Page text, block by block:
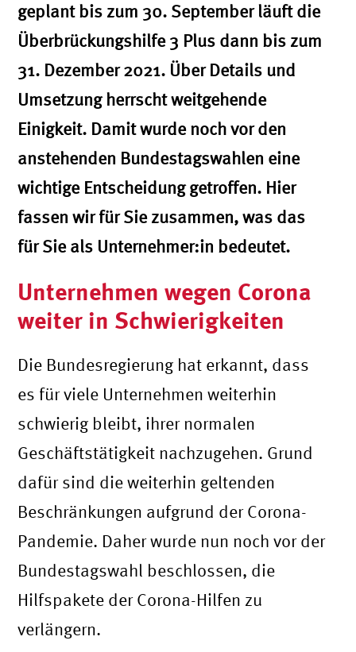
geplant bis zum 30. September läuft die
Überbrückungshilfe 3 Plus dann bis zum
31. Dezember 2021. Über Details und
Umsetzung herrscht weitgehende
Einigkeit. Damit wurde noch vor den
anstehenden Bundestagswahlen eine
wichtige Entscheidung getroffen. Hier
fassen wir für Sie zusammen, was das
für Sie als Unternehmer:in bedeutet.
Unternehmen wegen Corona
weiter in Schwierigkeiten
Die Bundesregierung hat erkannt, dass
es für viele Unternehmen weiterhin
schwierig bleibt, ihrer normalen
Geschäftstätigkeit nachzugehen. Grund
dafür sind die weiterhin geltenden
Beschränkungen aufgrund der Corona-
Pandemie. Daher wurde nun noch vor der
Bundestagswahl beschlossen, die
Hilfspakete der Corona-Hilfen zu
verlängern.